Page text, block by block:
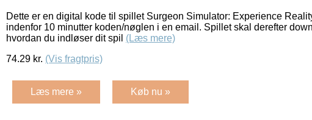
Dette er en digital kode til spillet Surgeon Simulator: Experience
indenfor 10 minutter koden/nøglen i en email. Spillet skal derefter
hvordan du indløser dit spil (Læs mere)
74.29 kr. (Vis fragtpris)
Læs mere » Køb nu »